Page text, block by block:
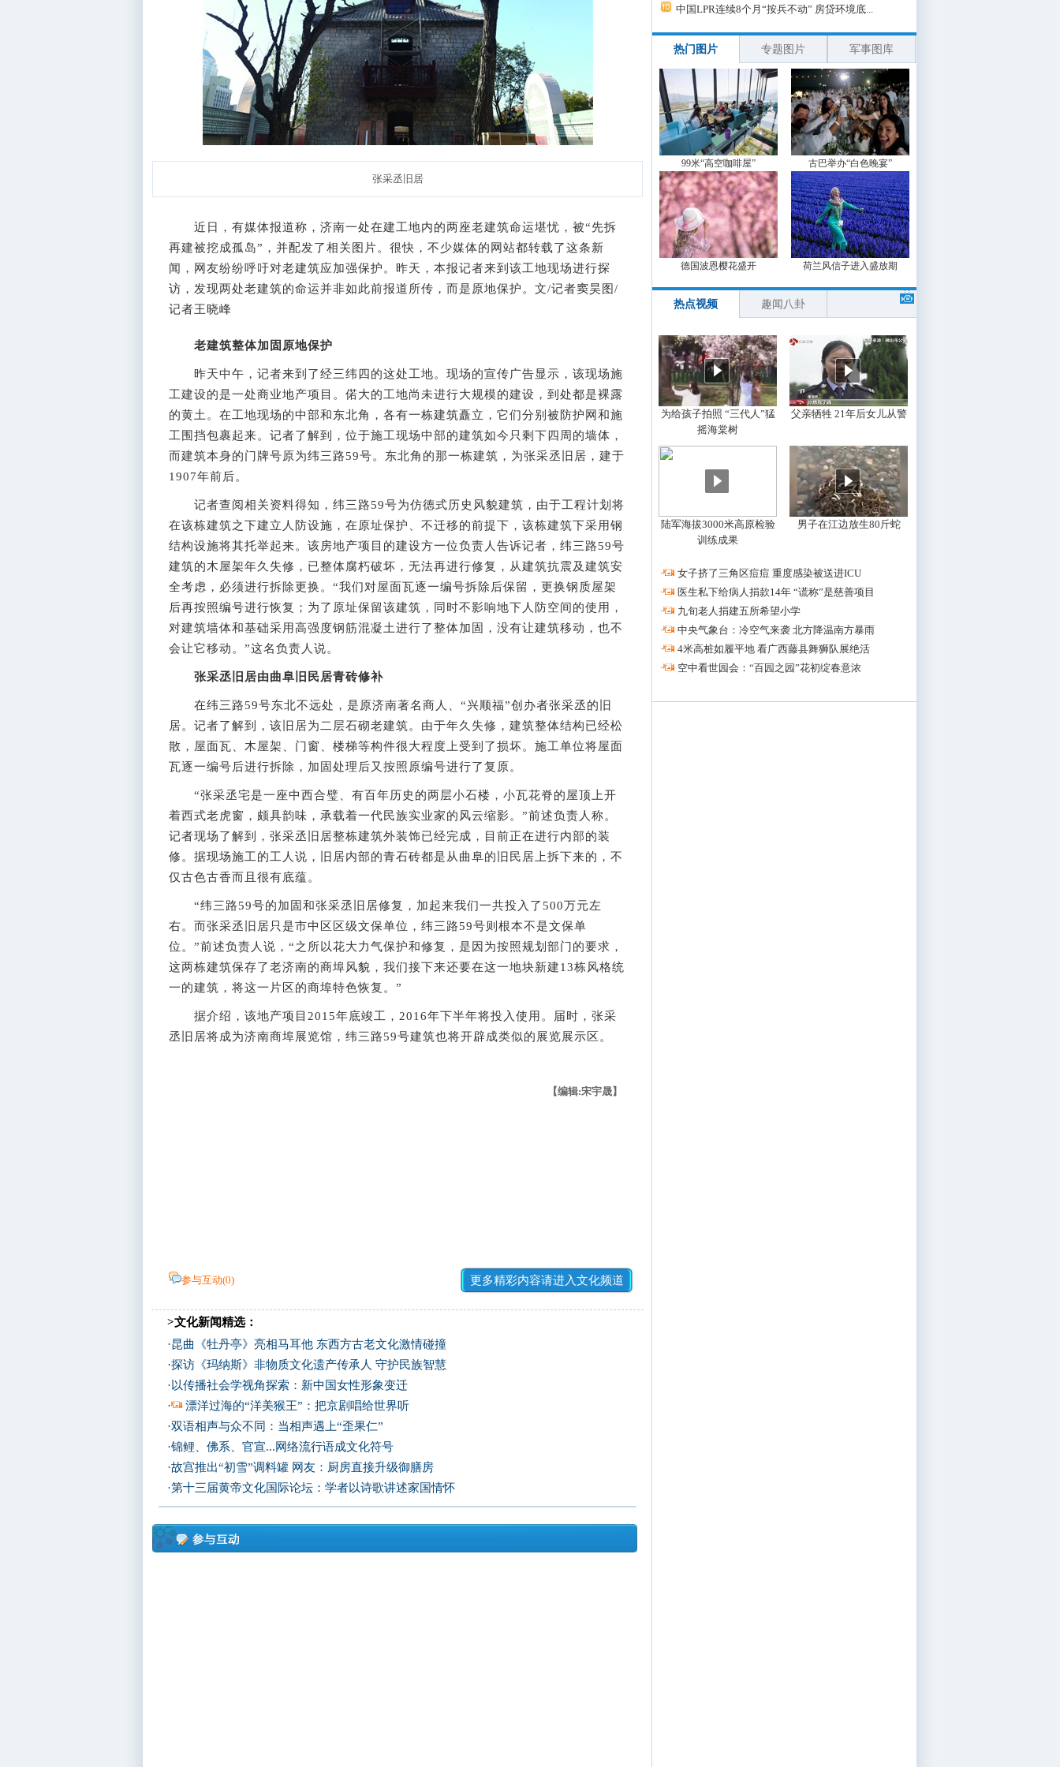
张采丞旧居
近日，有媒体报道称，济南一处在建工地内的两座老建筑命运堪忧，被“先拆
再建被挖成孤岛”，并配发了相关图片。很快，不少媒体的网站都转载了这条新
闻，网友纷纷呼吁对老建筑应加强保护。昨天，本报记者来到该工地现场进行探
访，发现两处老建筑的命运并非如此前报道所传，而是原地保护。文/记者窦昊图/
记者王晓峰
老建筑整体加固原地保护
昨天中午，记者来到了经三纬四的这处工地。现场的宣传广告显示，该现场施
工建设的是一处商业地产项目。偌大的工地尚未进行大规模的建设，到处都是裸露
的黄土。在工地现场的中部和东北角，各有一栋建筑矗立，它们分别被防护网和施
工围挡包裹起来。记者了解到，位于施工现场中部的建筑如今只剩下四周的墙体，
而建筑本身的门牌号原为纬三路59号。东北角的那一栋建筑，为张采丞旧居，建于
1907年前后。
记者查阅相关资料得知，纬三路59号为仿德式历史风貌建筑，由于工程计划将
在该栋建筑之下建立人防设施，在原址保护、不迁移的前提下，该栋建筑下采用钢
结构设施将其托举起来。该房地产项目的建设方一位负责人告诉记者，纬三路59号
建筑的木屋架年久失修，已整体腐朽破坏，无法再进行修复，从建筑抗震及建筑安
全考虑，必须进行拆除更换。“我们对屋面瓦逐一编号拆除后保留，更换钢质屋架
后再按照编号进行恢复；为了原址保留该建筑，同时不影响地下人防空间的使用，
对建筑墙体和基础采用高强度钢筋混凝土进行了整体加固，没有让建筑移动，也不
会让它移动。”这名负责人说。
张采丞旧居由曲阜旧民居青砖修补
在纬三路59号东北不远处，是原济南著名商人、“兴顺福”创办者张采丞的旧
居。记者了解到，该旧居为二层石砌老建筑。由于年久失修，建筑整体结构已经松
散，屋面瓦、木屋架、门窗、楼梯等构件很大程度上受到了损坏。施工单位将屋面
瓦逐一编号后进行拆除，加固处理后又按照原编号进行了复原。
“张采丞宅是一座中西合璧、有百年历史的两层小石楼，小瓦花脊的屋顶上开
着西式老虎窗，颇具韵味，承载着一代民族实业家的风云缩影。”前述负责人称。
记者现场了解到，张采丞旧居整栋建筑外装饰已经完成，目前正在进行内部的装
修。据现场施工的工人说，旧居内部的青石砖都是从曲阜的旧民居上拆下来的，不
仅古色古香而且很有底蕴。
“纬三路59号的加固和张采丞旧居修复，加起来我们一共投入了500万元左
右。而张采丞旧居只是市中区区级文保单位，纬三路59号则根本不是文保单
位。”前述负责人说，“之所以花大力气保护和修复，是因为按照规划部门的要求，
这两栋建筑保存了老济南的商埠风貌，我们接下来还要在这一地块新建13栋风格统
一的建筑，将这一片区的商埠特色恢复。”
据介绍，该地产项目2015年底竣工，2016年下半年将投入使用。届时，张采
丞旧居将成为济南商埠展览馆，纬三路59号建筑也将开辟成类似的展览展示区。
【编辑:宋宇晟】
参与互动(0) 更多精彩内容请进入文化频道
>文化新闻精选：
·昆曲《牡丹亭》亮相马耳他 东西方古老文化激情碰撞
·探访《玛纳斯》非物质文化遗产传承人 守护民族智慧
·以传播社会学视角探索：新中国女性形象变迁
·
漂洋过海的“洋美猴王”：把京剧唱给世界听
·双语相声与众不同：当相声遇上“歪果仁”
·锦鲤、佛系、官宣...网络流行语成文化符号
·故宫推出“初雪”调料罐 网友：厨房直接升级御膳房
·第十三届黄帝文化国际论坛：学者以诗歌讲述家国情怀
中国LPR连续8个月“按兵不动” 房贷环境底...
热门图片 专题图片 军事图库
99米“高空咖啡屋” 古巴举办“白色晚宴”
德国波恩樱花盛开 荷兰风信子进入盛放期
热点视频 趣闻八卦
为给孩子拍照 “三代人”猛
摇海棠树
父亲牺牲 21年后女儿从警
陆军海拔3000米高原检验
训练成果
男子在江边放生80斤蛇
·
女子挤了三角区痘痘 重度感染被送进ICU
·
医生私下给病人捐款14年 “谎称”是慈善项目
·
九旬老人捐建五所希望小学
·
中央气象台：冷空气来袭 北方降温南方暴雨
·
4米高桩如履平地 看广西藤县舞狮队展绝活
·
空中看世园会：“百园之园”花初绽春意浓